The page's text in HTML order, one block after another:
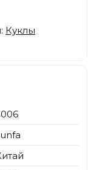
Куклы